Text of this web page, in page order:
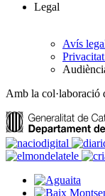
Legal
Avís
Amb la col·laboració